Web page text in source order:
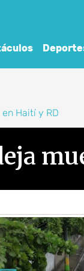
Haití y RD